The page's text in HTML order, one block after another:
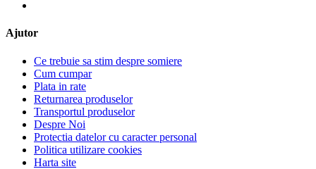
Ajutor
Ce trebuie sa stim despre somiere
Cum cumpar
Plata in rate
Returnarea produselor
Transportul produselor
Despre Noi
Protectia datelor cu caracter personal
Politica utilizare cookies
Harta site